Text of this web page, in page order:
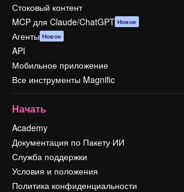
Стоковый контент
MCP для Claude/ChatGPT Новое
Агенты Новое
API
Мобильное приложение
Все инструменты Magnific
Начать
Academy
Документация по Пакету ИИ
Служба поддержки
Условия и положения
Политика конфиденциальности